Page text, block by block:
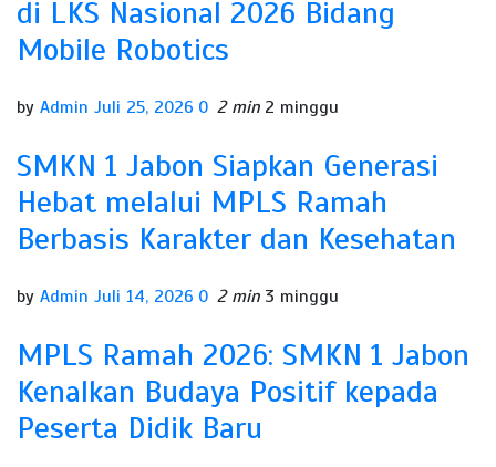
di LKS Nasional 2026 Bidang
Mobile Robotics
by Admin Juli 25, 2026 0 2 min 2 minggu
SMKN 1 Jabon Siapkan Generasi
Hebat melalui MPLS Ramah
Berbasis Karakter dan Kesehatan
by Admin Juli 14, 2026 0 2 min 3 minggu
MPLS Ramah 2026: SMKN 1 Jabon
Kenalkan Budaya Positif kepada
Peserta Didik Baru